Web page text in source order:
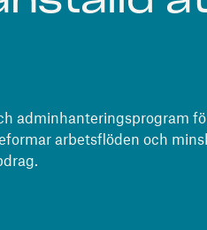
adminhanteringsprogram
arbetsflöden och